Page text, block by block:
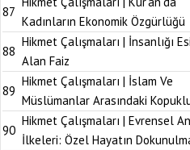
87
Kadınların Ekonomik Özgürlüğü
88
Hikmet Çalışmaları | İnsanlığı
Alan Faiz
89
Hikmet Çalışmaları | İslam Ve
Müslümanlar Arasındaki
90
Hikmet Çalışmaları | Evrensel
İlkeleri: Özel Hayatın